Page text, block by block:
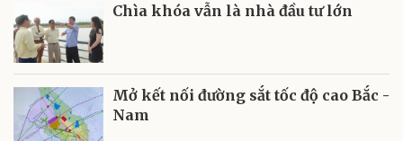
Chìa khóa vẫn là nhà đầu tư lớn
Mở kết nối đường sắt tốc độ cao Bắc -
Nam